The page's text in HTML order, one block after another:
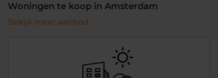
Woningen te koop in Amsterdam
Bekijk meer aanbod